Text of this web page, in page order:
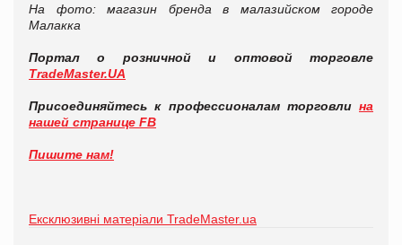
На фото: магазин бренда в малазийском городе
Малакка
Портал о розничной и оптовой торговле
TradeMaster.UA
Присоединяйтесь к профессионалам торговли на
нашей странице FB
Пишите нам!
Ексклюзивні матеріали TradeMaster.ua